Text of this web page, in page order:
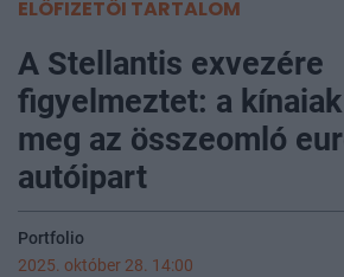
ELŐFIZETŐI TARTALOM
A Stellantis exvezére
figyelmeztet: a
meg az összeomló
autóipart
Portfolio
2025. október 28. 14:00